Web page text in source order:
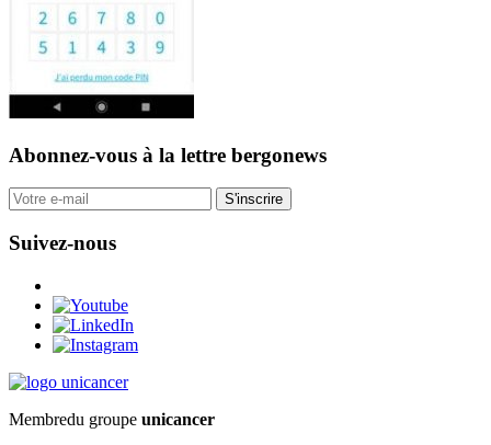
Abonnez-vous à la lettre bergonews
S'inscrire
Suivez-nous
Membredu groupe unicancer